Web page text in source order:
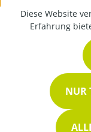
Diese Website
Erfahrung
NUR